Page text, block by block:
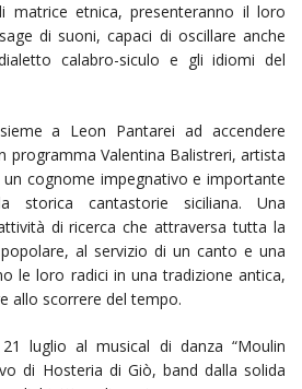
matrice etnica, presenteranno il loro
di suoni, capaci di oscillare anche
calabro-siculo e gli idiomi del
a Leon Pantarei ad accendere
programma Valentina Balistreri, artista
cognome impegnativo e importante
storica cantastorie siciliana. Una
di ricerca che attraversa tutta la
al servizio di un canto e una
le loro radici in una tradizione antica,
allo scorrere del tempo.
luglio al musical di danza “Moulin
di Hosteria di Giò, band dalla solida